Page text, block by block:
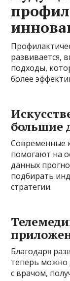
развивается,
подходы,
более
большие
Современные
помогают на
данных
подбирать
стратегии.
Благодаря
теперь можно
с врачом,